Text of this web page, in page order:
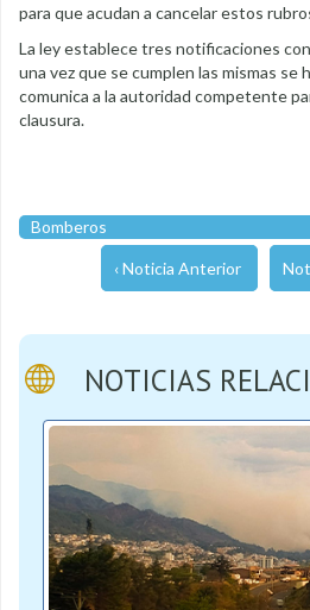
para que acudan a cancelar estos
La ley establece tres notificaciones
una vez que se cumplen las mismas se
comunica a la autoridad competente
clausura.
Bomberos
‹ Noticia Anterior
NOTICIAS